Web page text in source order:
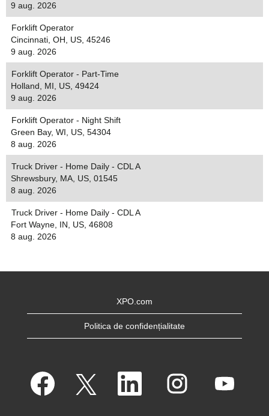
9 aug. 2026
Forklift Operator
Cincinnati, OH, US, 45246
9 aug. 2026
Forklift Operator - Part-Time
Holland, MI, US, 49424
9 aug. 2026
Forklift Operator - Night Shift
Green Bay, WI, US, 54304
8 aug. 2026
Truck Driver - Home Daily - CDL A
Shrewsbury, MA, US, 01545
8 aug. 2026
Truck Driver - Home Daily - CDL A
Fort Wayne, IN, US, 46808
8 aug. 2026
XPO.com
Politica de confidențialitate
e
d
S
d
S
e